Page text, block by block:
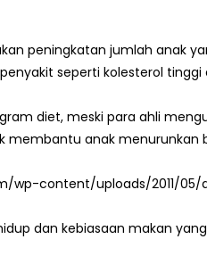
peningkatan jumlah anak
seperti kolesterol tinggi
diet, meski para ahli
membantu anak menurunkan
dan kebiasaan makan